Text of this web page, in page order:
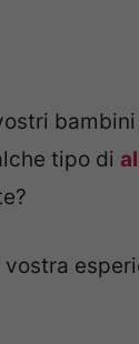
bambini
tipo di